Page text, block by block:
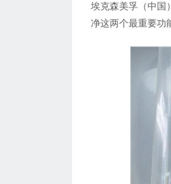
埃克森美孚（中国
净这两个最重要功